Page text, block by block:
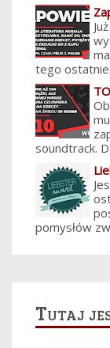
tego
soundtrack.
pomysłów
Tutaj